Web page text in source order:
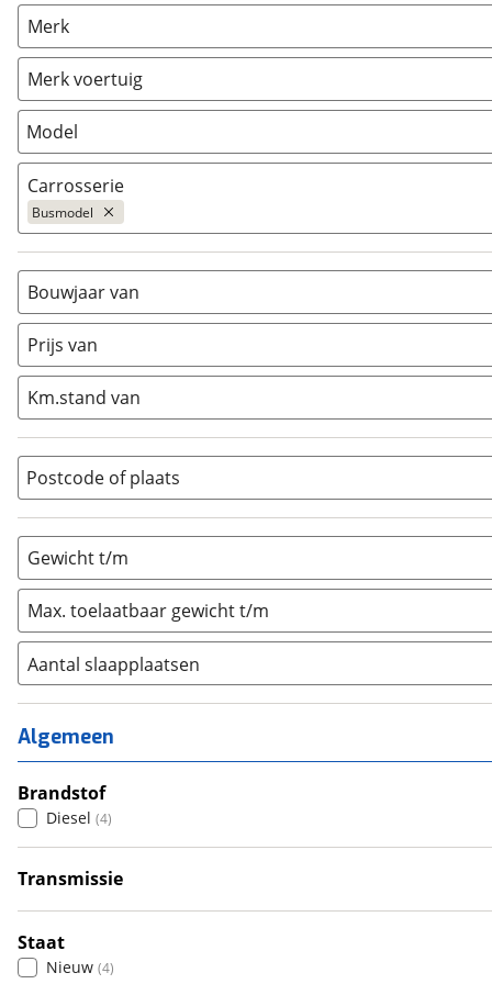
Camper (4)
Caravan
Vouwwagen
Merk
Merk voertuig
Model
Carrosserie
Busmodel
Alkoof (0)
Busmodel
Caravan (0)
Half-integraal
Integraal (0)
Opzetunit (0
Overig (0)
Vouwwagen
Bouwjaar van
Prijs van
Km.stand van
Postcode of plaats
Gewicht t/m
Max. toelaatbaar gewicht t/m
Aantal slaapplaatsen
1 (0)
2 (4)
3 (0)
4 (0)
5 (0)
6+ (0)
Algemeen
Brandstof
Diesel (4)
Transmissie
Staat
Nieuw (4)